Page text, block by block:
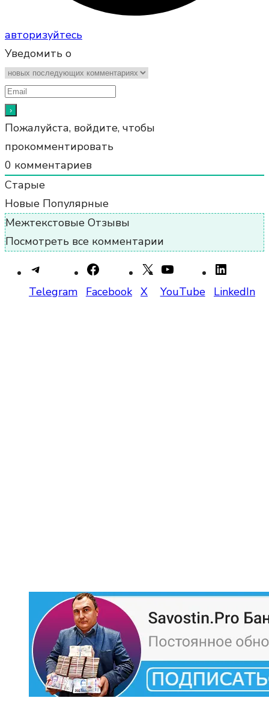
авторизуйтесь
Уведомить о
Пожалуйста, войдите, чтобы
прокомментировать
0 комментариев
Старые
Новые Популярные
Межтекстовые Отзывы
Посмотреть все комментарии
Telegram Facebook X YouTube LinkedIn